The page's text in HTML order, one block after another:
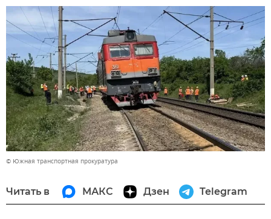
© Южная транспортная прокуратура
Читать в МАКС Дзен Telegram